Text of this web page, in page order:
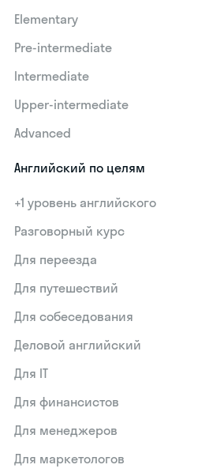
Elementary
Pre-intermediate
Intermediate
Upper-intermediate
Advanced
Английский по целям
+1 уровень английского
Разговорный курс
Для переезда
Для путешествий
Для собеседования
Деловой английский
Для IT
Для финансистов
Для менеджеров
Для маркетологов